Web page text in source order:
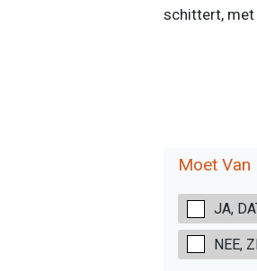
schittert, met
Moet Van
JA,
NEE,